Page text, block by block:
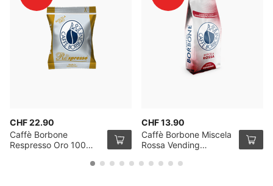
CHF 22.90
Caffè Borbone
Respresso Oro 100
CHF 13.90
Caffè Borbone Miscela
Rossa Vending